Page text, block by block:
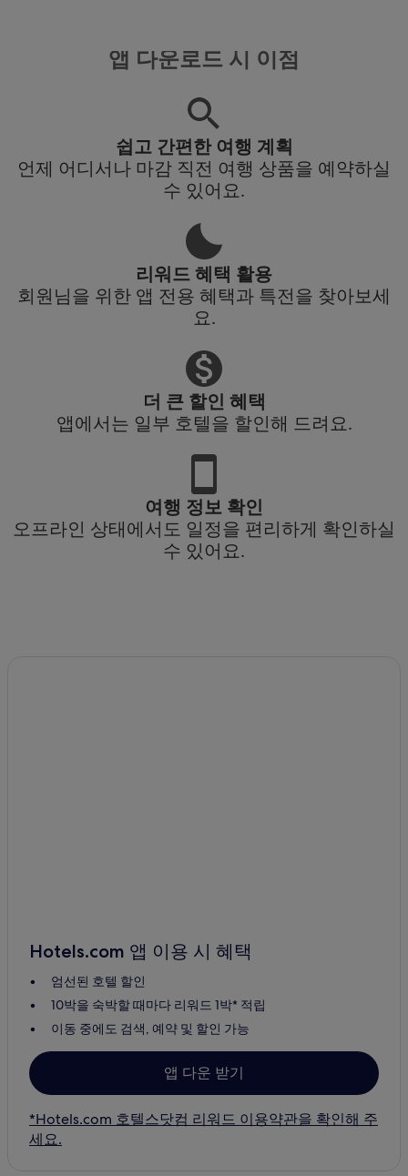
앱 다운로드 시 이점
쉽고 간편한 여행 계획
언제 어디서나 마감 직전 여행 상품을 예약하실
수 있어요.
리워드 혜택 활용
회원님을 위한 앱 전용 혜택과 특전을 찾아보세
요.
더 큰 할인 혜택
앱에서는 일부 호텔을 할인해 드려요.
여행 정보 확인
오프라인 상태에서도 일정을 편리하게 확인하실
수 있어요.
Hotels.com 앱 이용 시 혜택
엄선된 호텔 할인
10박을 숙박할 때마다 리워드 1박* 적립
이동 중에도 검색, 예약 및 할인 가능
앱 다운 받기
*Hotels.com 호텔스닷컴 리워드 이용약관을 확인해 주
세요.